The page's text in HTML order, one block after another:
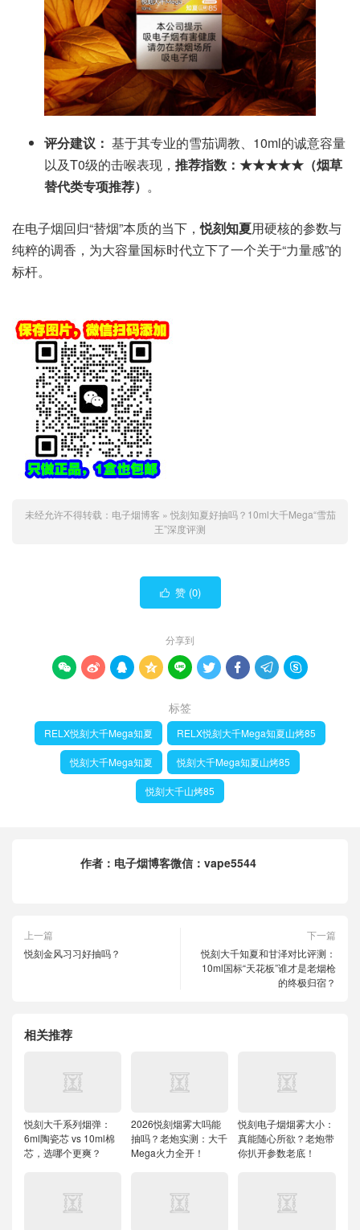
评分建议： 基于其专业的雪茄调教、10ml的诚意容量
以及T0级的击喉表现， 推荐指数：★★★★★（烟草
替代类专项推荐） 。
在电子烟回归“替烟”本质的当下，悦刻知夏用硬核的参数与
纯粹的调香，为大容量国标时代立下了一个关于“力量感”的
标杆。
未经允许不得转载： 电子烟博客 » 悦刻知夏好抽吗？10ml大千Mega“雪茄
王”深度评测
 赞 (0)
分享到
        
标签
RELX悦刻大千Mega知夏 RELX悦刻大千Mega知夏山烤85
悦刻大千Mega知夏 悦刻大千Mega知夏山烤85
悦刻大千山烤85
作者： 电子烟博客微信：vape5544
上一篇
悦刻金风习习好抽吗？
下一篇
悦刻大千知夏和甘泽对比评测：
10ml国标“天花板”谁才是老烟枪
的终极归宿？
相关推荐
悦刻大千系列烟弹：
6ml陶瓷芯 vs 10ml棉
芯，选哪个更爽？
2026悦刻烟雾大吗能
抽吗？老炮实测：大千
Mega火力全开！
悦刻电子烟烟雾大小：
真能随心所欲？老炮带
你扒开参数老底！